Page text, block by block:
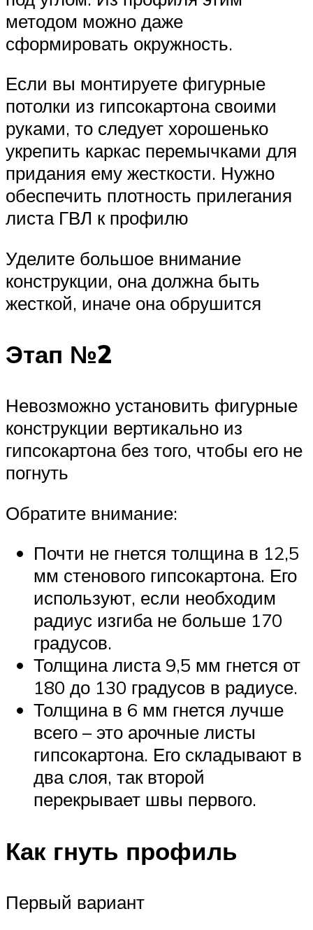
методом можно даже
сформировать окружность.
Если вы монтируете фигурные
потолки из гипсокартона своими
руками, то следует хорошенько
укрепить каркас перемычками для
придания ему жесткости. Нужно
обеспечить плотность прилегания
листа ГВЛ к профилю
Уделите большое внимание
конструкции, она должна быть
жесткой, иначе она обрушится
Этап №2
Невозможно установить фигурные
конструкции вертикально из
гипсокартона без того, чтобы его не
погнуть
Обратите внимание:
Почти не гнется толщина в 12,5
мм стенового гипсокартона. Его
используют, если необходим
радиус изгиба не больше 170
градусов.
Толщина листа 9,5 мм гнется от
180 до 130 градусов в радиусе.
Толщина в 6 мм гнется лучше
всего – это арочные листы
гипсокартона. Его складывают в
два слоя, так второй
перекрывает швы первого.
Как гнуть профиль
Первый вариант